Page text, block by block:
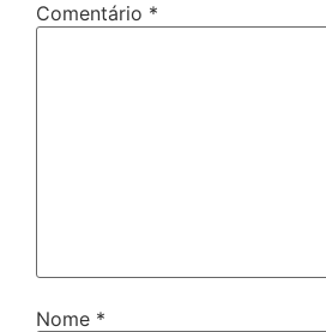
Comentário *
Nome *